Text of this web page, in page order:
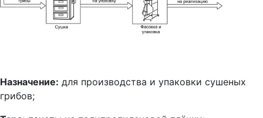
Назначение: для производства и упаковки сушеных
грибов;